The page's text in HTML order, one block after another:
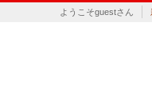
ようこそguestさん